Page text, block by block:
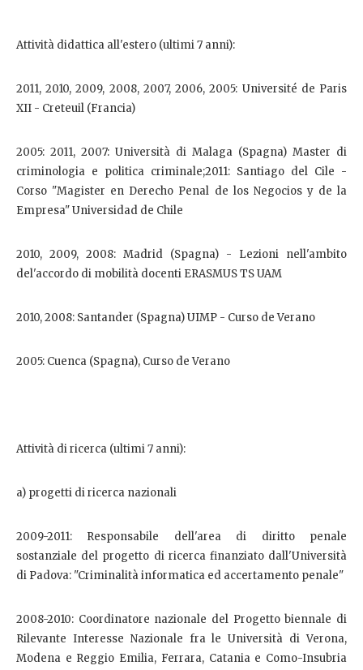
Attività didattica all'estero (ultimi 7 anni):
2011, 2010, 2009, 2008, 2007, 2006, 2005: Université de Paris
XII - Creteuil (Francia)
2005: 2011, 2007: Università di Malaga (Spagna) Master di
criminologia e politica criminale;2011: Santiago del Cile -
Corso "Magister en Derecho Penal de los Negocios y de la
Empresa" Universidad de Chile
2010, 2009, 2008: Madrid (Spagna) - Lezioni nell'ambito
del'accordo di mobilità docenti ERASMUS TS UAM
2010, 2008: Santander (Spagna) UIMP - Curso de Verano
2005: Cuenca (Spagna), Curso de Verano
Attività di ricerca (ultimi 7 anni):
a) progetti di ricerca nazionali
2009-2011: Responsabile dell'area di diritto penale
sostanziale del progetto di ricerca finanziato dall'Università
di Padova: "Criminalità informatica ed accertamento penale"
2008-2010: Coordinatore nazionale del Progetto biennale di
Rilevante Interesse Nazionale fra le Università di Verona,
Modena e Reggio Emilia, Ferrara, Catania e Como-Insubria